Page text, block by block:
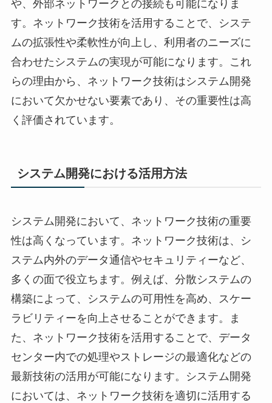
や、外部ネットワークとの接続も可能になりま
す。ネットワーク技術を活用することで、システ
ムの拡張性や柔軟性が向上し、利用者のニーズに
合わせたシステムの実現が可能になります。これ
らの理由から、ネットワーク技術はシステム開発
において欠かせない要素であり、その重要性は高
く評価されています。
システム開発における活用方法
システム開発において、ネットワーク技術の重要
性は高くなっています。ネットワーク技術は、シ
ステム内外のデータ通信やセキュリティーなど、
多くの面で役立ちます。例えば、分散システムの
構築によって、システムの可用性を高め、スケー
ラビリティーを向上させることができます。ま
た、ネットワーク技術を活用することで、データ
センター内での処理やストレージの最適化などの
最新技術の活用が可能になります。システム開発
においては、ネットワーク技術を適切に活用する